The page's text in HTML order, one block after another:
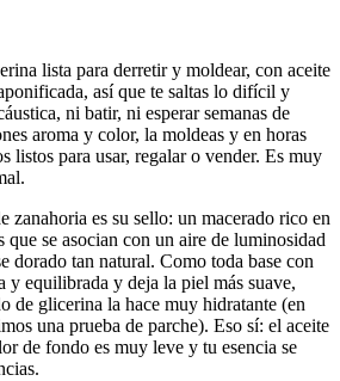
lista para derretir y moldear, con aceite
así que te saltas lo difícil y
ni batir, ni esperar semanas de
aroma y color, la moldeas y en horas
listos para usar, regalar o vender. Es muy
zanahoria es su sello: un macerado rico en
que se asocian con un aire de luminosidad
dorado tan natural. Como toda base con
y equilibrada y deja la piel más suave,
de glicerina la hace muy hidratante (en
una prueba de parche). Eso sí: el aceite
de fondo es muy leve y tu esencia se